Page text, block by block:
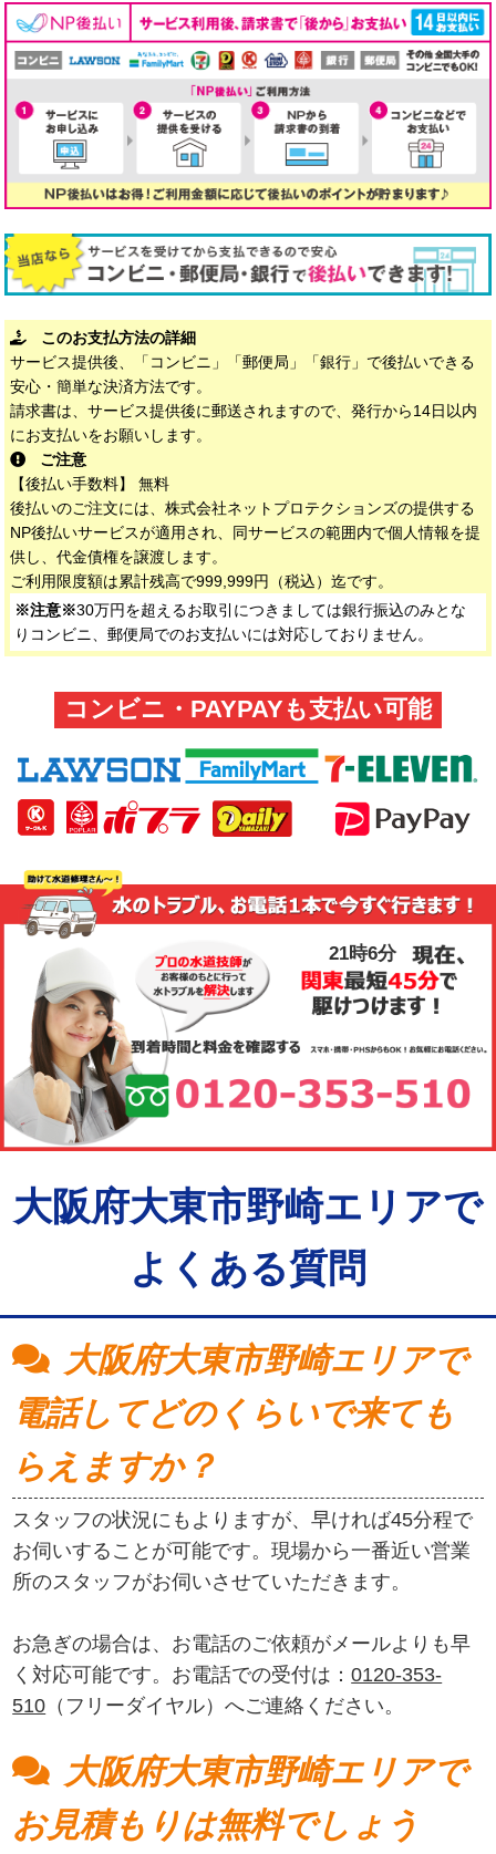
このお支払方法の詳細
サービス提供後、「コンビニ」「郵便局」「銀行」で後払いできる
安心・簡単な決済方法です。
請求書は、サービス提供後に郵送されますので、発行から14日以内
にお支払いをお願いします。
ご注意
【後払い手数料】 無料
後払いのご注文には、株式会社ネットプロテクションズの提供する
NP後払いサービスが適用され、同サービスの範囲内で個人情報を提
供し、代金債権を譲渡します。
ご利用限度額は累計残高で999,999円（税込）迄です。
※注意※30万円を超えるお取引につきましては銀行振込のみとな
りコンビニ、郵便局でのお支払いには対応しておりません。
コンビニ・PAYPAYも支払い可能
21時6分
大阪府大東市野崎エリアで
よくある質問
大阪府大東市野崎エリアで
電話してどのくらいで来ても
らえますか？
スタッフの状況にもよりますが、早ければ45分程で
お伺いすることが可能です。現場から一番近い営業
所のスタッフがお伺いさせていただきます。
お急ぎの場合は、お電話のご依頼がメールよりも早
く対応可能です。お電話での受付は：0120-353-
510 （フリーダイヤル）へご連絡ください。
大阪府大東市野崎エリアで
お見積もりは無料でしょう